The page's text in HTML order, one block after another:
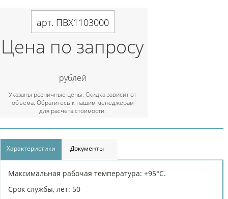
арт. ПВХ1103000
Цена по запросу
рублей
Указаны розничные цены. Скидка зависит от
объема. Обратитесь к нашим менеджерам
для расчета стоимости.
Характеристики Документы
Максимальная рабочая температура: +95°С.
Срок службы, лет: 50